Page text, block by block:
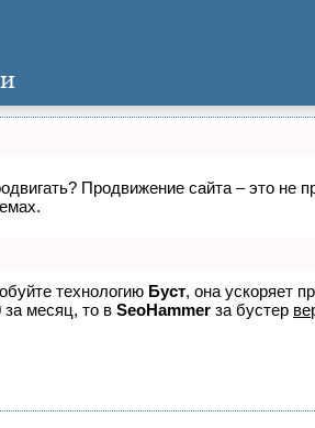
Продвижение сайта – это
технологию Буст, она ускоряет
за месяц, то в SeoHammer за бустер